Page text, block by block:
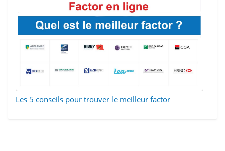
Les 5 conseils pour trouver le meilleur factor